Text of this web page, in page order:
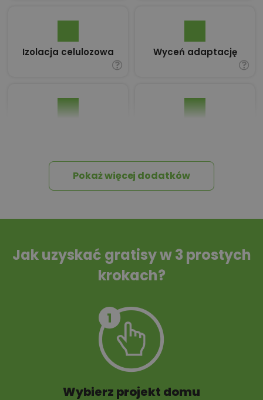
Izolacja celulozowa Wyceń adaptację
Tablica informacyjna
Przydomowa
10 projektów małej
Pokaż więcej dodatków
Jak uzyskać gratisy w 3 prostych
krokach?
Wybierz projekt domu